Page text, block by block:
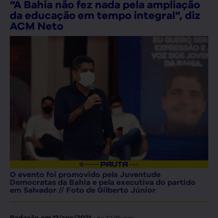
“A Bahia não fez nada pela ampliação
da educação em tempo integral”, diz
ACM Neto
O evento foi promovido pela Juventude
Democratas da Bahia e pela executiva do partido
em Salvador // Foto de Gilberto Júnior